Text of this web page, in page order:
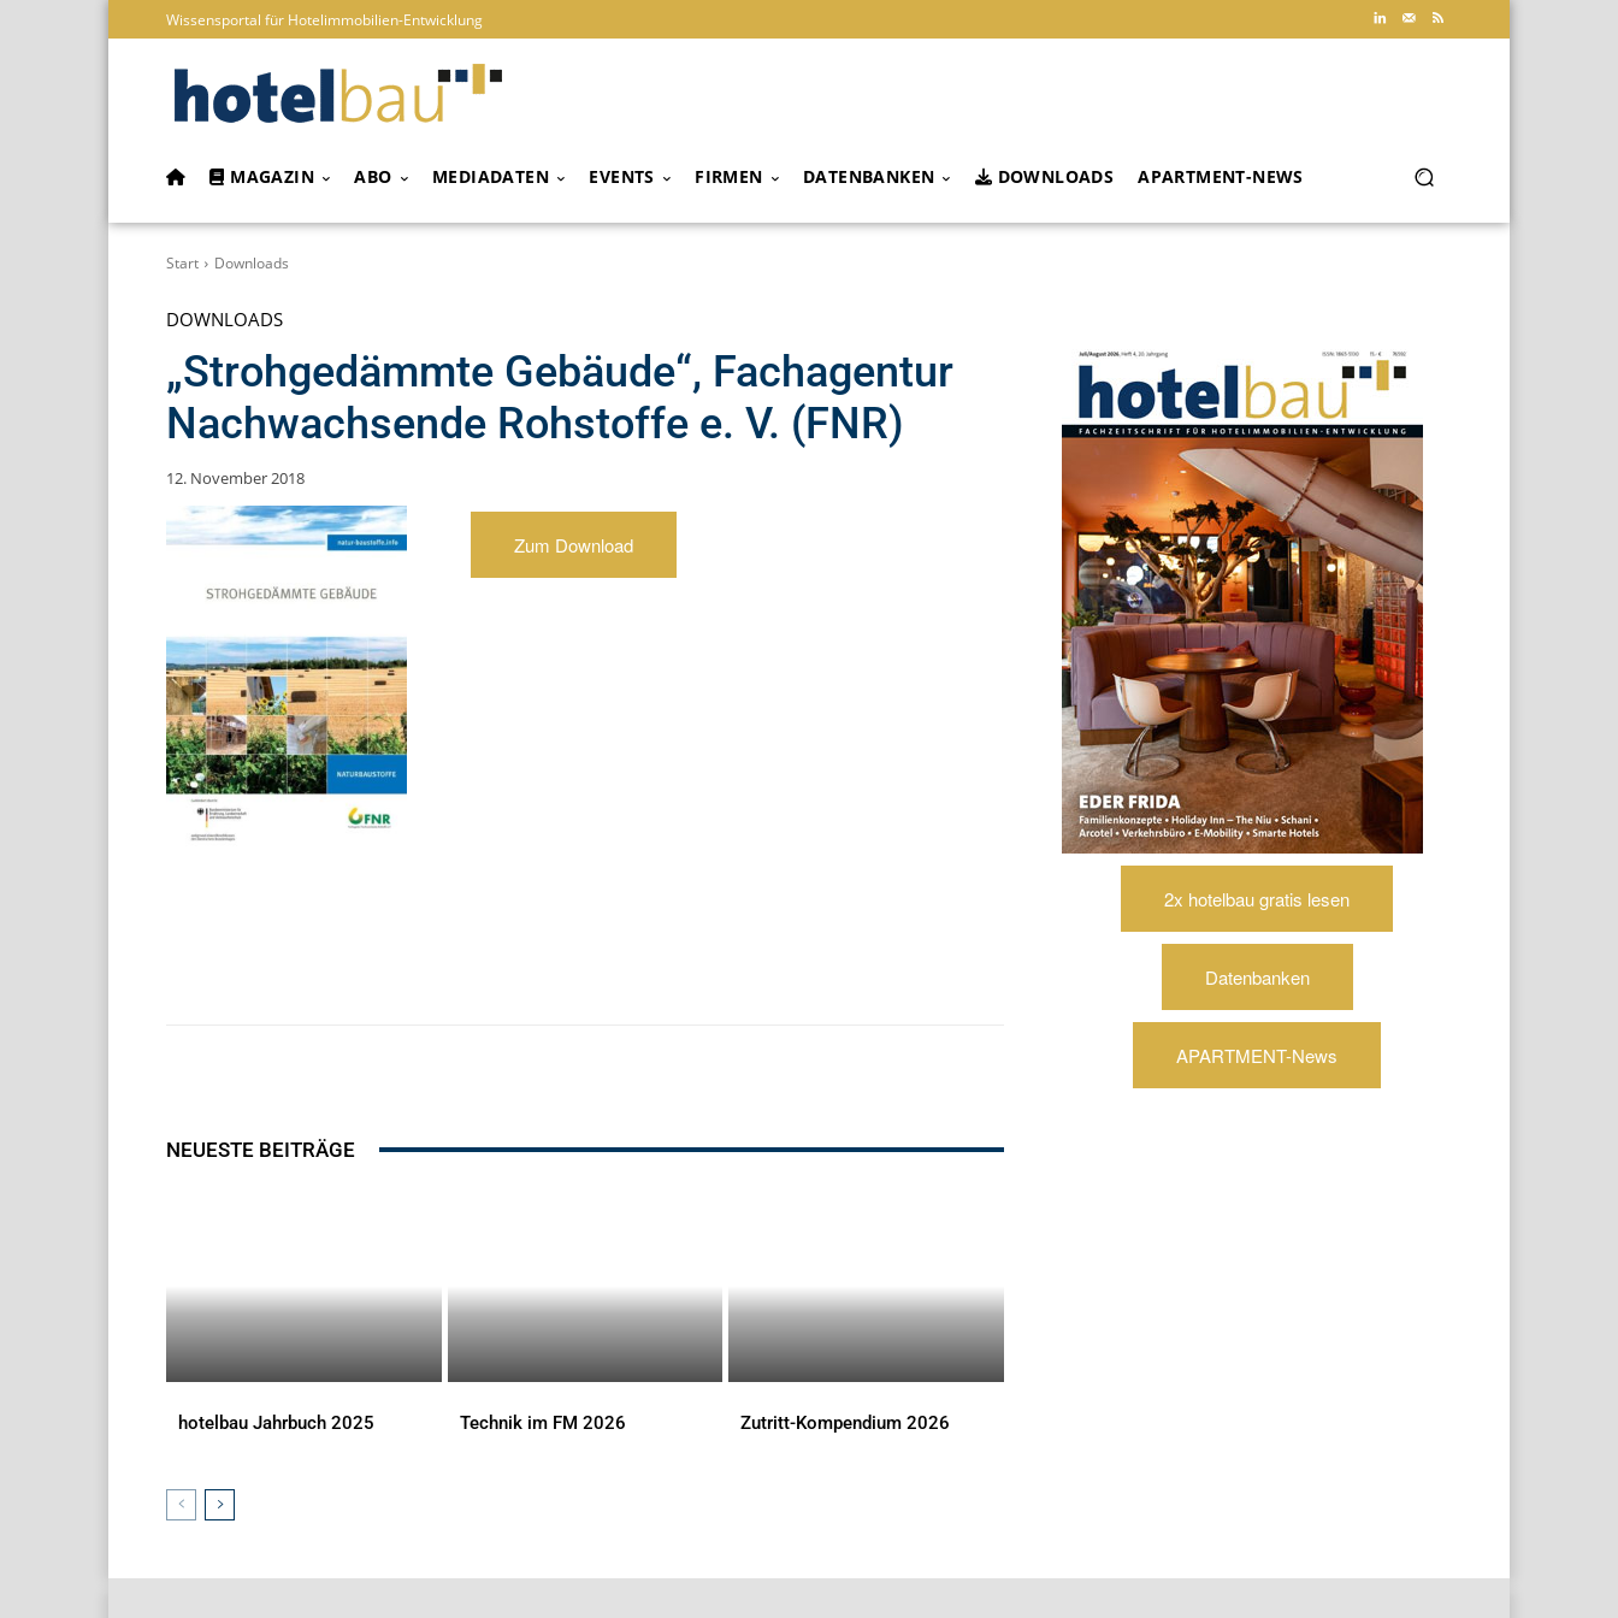
Wissensportal für Hotelimmobilien-Entwicklung
MAGAZIN ABO MEDIADATEN EVENTS FIRMEN DATENBANKEN DOWNLOADS APARTMENT-NEWS
Start Downloads
DOWNLOADS
„Strohgedämmte Gebäude“, Fachagentur
Nachwachsende Rohstoffe e. V. (FNR)
12. November 2018
Zum Download
NEUESTE BEITRÄGE
hotelbau Jahrbuch 2025 Technik im FM 2026 Zutritt-Kompendium 2026
2x hotelbau gratis lesen
Datenbanken
APARTMENT-News